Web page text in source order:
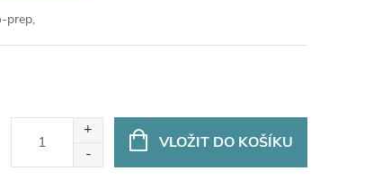
prep,
VLOŽIT DO KOŠÍKU